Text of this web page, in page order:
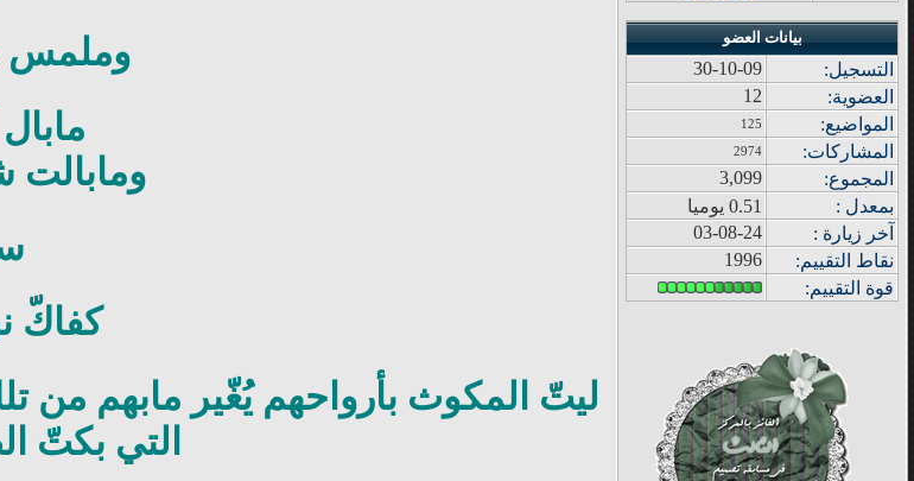
بيانات العضو
التسجيل:
30-10-09
العضوية:
12
المواضيع:
125
المشاركات:
2974
المجموع:
3,099
بمعدل :
0.51 يوميا
خر زيار ة :
03-08-24
نقاط التقييم:
1996
قوة التقييم:
وملمس
ومابالت
كفاكّ
ليتّ المكوث بأرواحهم يُغّير مابهم من
التي بكتّ